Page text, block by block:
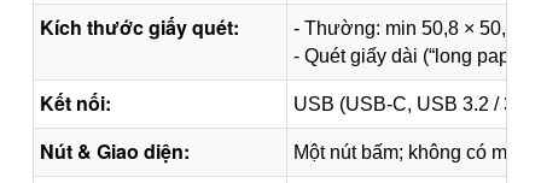
Kích thước giấy quét:
- Thường: min 50,8 × 50,8
- Quét giấy dài (“long
Kết nối: USB (USB-C, USB 3.2 /
Nút & Giao diện: Một nút bấm; không có màn